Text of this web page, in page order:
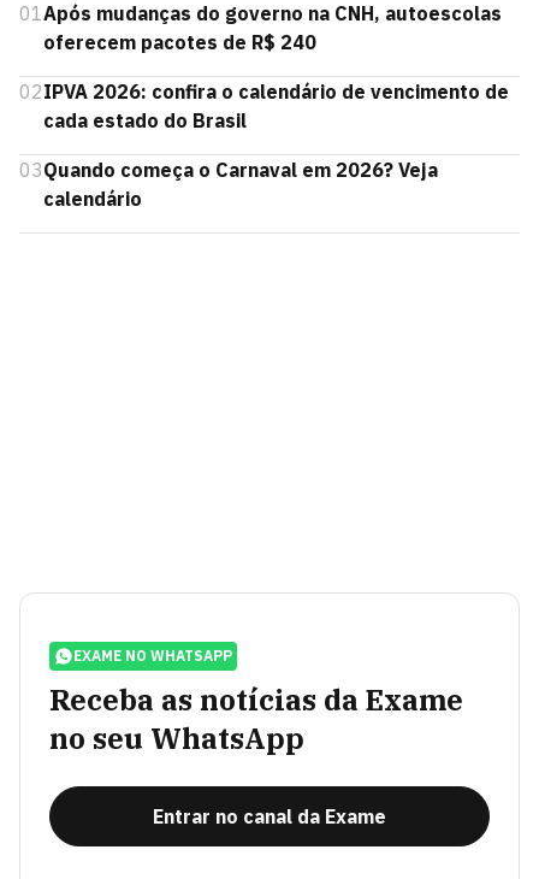
01Após mudanças do governo na CNH, autoescolas
oferecem pacotes de R$ 240
02IPVA 2026: confira o calendário de vencimento de
cada estado do Brasil
03Quando começa o Carnaval em 2026? Veja
calendário
EXAME NO WHATSAPP
Receba as notícias da Exame
no seu WhatsApp
Entrar no canal da Exame